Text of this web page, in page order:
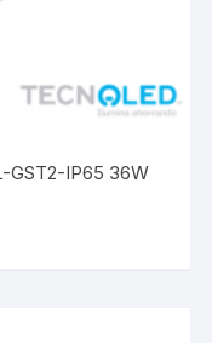
GST2-IP65 36W